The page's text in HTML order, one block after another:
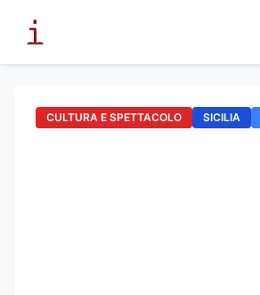
CULTURA E SPETTACOLO SICILIA